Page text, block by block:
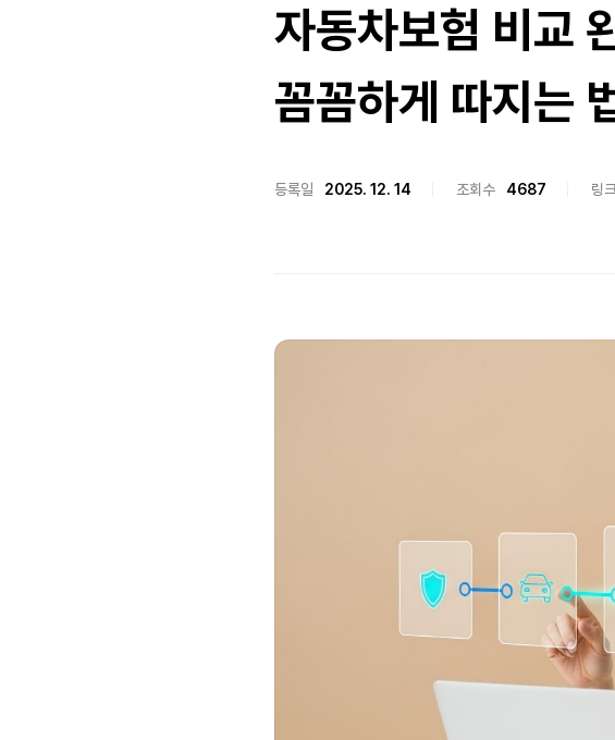
자동차보험 비교
꼼꼼하게 따지는
등록일 2025. 12. 14 조회수 4687 링